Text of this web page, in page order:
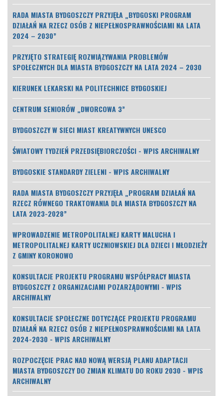
RADA MIASTA BYDGOSZCZY PRZYJĘŁA „BYDGOSKI PROGRAM
DZIAŁAŃ NA RZECZ OSÓB Z NIEPEŁNOSPRAWNOŚCIAMI NA LATA
2024 – 2030”
PRZYJĘTO STRATEGIĘ ROZWIĄZYWANIA PROBLEMÓW
SPOŁECZNYCH DLA MIASTA BYDGOSZCZY NA LATA 2024 – 2030
KIERUNEK LEKARSKI NA POLITECHNICE BYDGOSKIEJ
CENTRUM SENIORÓW „DWORCOWA 3”
BYDGOSZCZY W SIECI MIAST KREATYWNYCH UNESCO
ŚWIATOWY TYDZIEŃ PRZEDSIĘBIORCZOŚCI - WPIS ARCHIWALNY
BYDGOSKIE STANDARDY ZIELENI - WPIS ARCHIWALNY
RADA MIASTA BYDGOSZCZY PRZYJĘŁA „PROGRAM DZIAŁAŃ NA
RZECZ RÓWNEGO TRAKTOWANIA DLA MIASTA BYDGOSZCZY NA
LATA 2023-2028”
WPROWADZENIE METROPOLITALNEJ KARTY MALUCHA I
METROPOLITALNEJ KARTY UCZNIOWSKIEJ DLA DZIECI I MŁODZIEŻY
Z GMINY KORONOWO
KONSULTACJE PROJEKTU PROGRAMU WSPÓŁPRACY MIASTA
BYDGOSZCZY Z ORGANIZACJAMI POZARZĄDOWYMI - WPIS
ARCHIWALNY
KONSULTACJE SPOŁECZNE DOTYCZĄCE PROJEKTU PROGRAMU
DZIAŁAŃ NA RZECZ OSÓB Z NIEPEŁNOSPRAWNOŚCIAMI NA LATA
2024-2030 - WPIS ARCHIWALNY
ROZPOCZĘCIE PRAC NAD NOWĄ WERSJĄ PLANU ADAPTACJI
MIASTA BYDGOSZCZY DO ZMIAN KLIMATU DO ROKU 2030 - WPIS
ARCHIWALNY